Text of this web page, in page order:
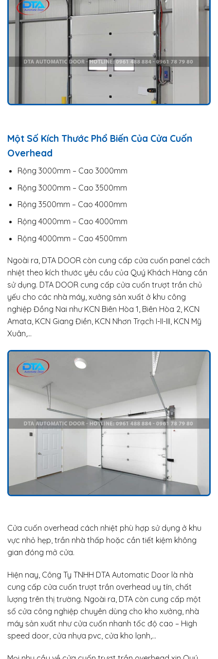
Một Số Kích Thước Phổ Biến Của Cửa Cuốn
Overhead
Rộng 3000mm – Cao 3000mm
Rộng 3000mm – Cao 3500mm
Rộng 3500mm – Cao 4000mm
Rộng 4000mm – Cao 4000mm
Rộng 4000mm – Cao 4500mm
Ngoài ra, DTA DOOR còn cung cấp cửa cuốn panel cách
nhiệt theo kích thước yêu cầu của Quý Khách Hàng cần
sử dụng. DTA DOOR cung cấp cửa cuốn trượt trần chủ
yếu cho các nhà máy, xưởng sản xuất ở khu công
nghiệp Đồng Nai như KCN Biên Hòa 1, Biên Hòa 2, KCN
Amata, KCN Giang Điền, KCN Nhơn Trạch I-II-III, KCN Mỹ
Xuân,…
Cửa cuốn overhead cách nhiệt phù hợp sử dụng ở khu
vực nhỏ hẹp, trần nhà thấp hoặc cần tiết kiệm không
gian đóng mở cửa.
Hiện nay, Công Ty TNHH DTA Automatic Door là nhà
cung cấp cửa cuốn trượt trần overhead uy tín, chất
lượng trên thị trường. Ngoài ra, DTA còn cung cấp một
số cửa công nghiệp chuyên dùng cho kho xưởng, nhà
máy sản xuất như cửa cuốn nhanh tốc độ cao – High
speed door, cửa nhựa pvc, cửa kho lạnh,…